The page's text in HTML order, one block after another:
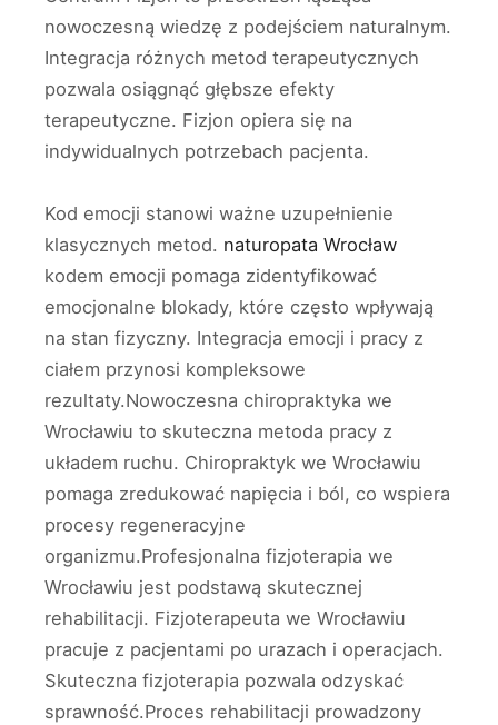
nowoczesną wiedzę z podejściem naturalnym.
Integracja różnych metod terapeutycznych
pozwala osiągnąć głębsze efekty
terapeutyczne. Fizjon opiera się na
indywidualnych potrzebach pacjenta.
Kod emocji stanowi ważne uzupełnienie
klasycznych metod. naturopata Wrocław
kodem emocji pomaga zidentyfikować
emocjonalne blokady, które często wpływają
na stan fizyczny. Integracja emocji i pracy z
ciałem przynosi kompleksowe
rezultaty.Nowoczesna chiropraktyka we
Wrocławiu to skuteczna metoda pracy z
układem ruchu. Chiropraktyk we Wrocławiu
pomaga zredukować napięcia i ból, co wspiera
procesy regeneracyjne
organizmu.Profesjonalna fizjoterapia we
Wrocławiu jest podstawą skutecznej
rehabilitacji. Fizjoterapeuta we Wrocławiu
pracuje z pacjentami po urazach i operacjach.
Skuteczna fizjoterapia pozwala odzyskać
sprawność.Proces rehabilitacji prowadzony